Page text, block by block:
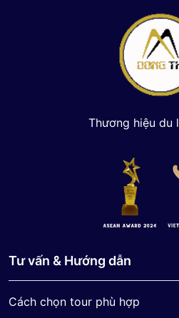
Thương hiệu du
Tư vấn & Hướng dẫn
Cách chọn tour phù hợp